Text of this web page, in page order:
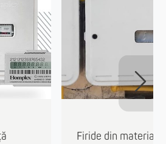
Firide din materiale